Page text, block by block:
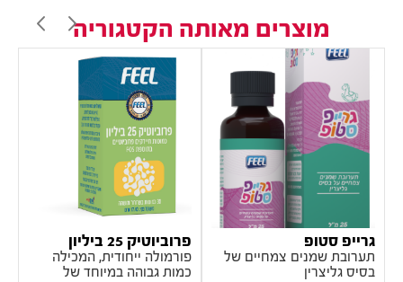
מוצרים מאותה הקטגוריה
גרייפ סטופ
תערובת שמנים צמחיים של
בסיס גליצרין
פרוביוטיק 25 ביליון
פורמולה ייחודית, המכילה
כמות גבוהה במיוחד של